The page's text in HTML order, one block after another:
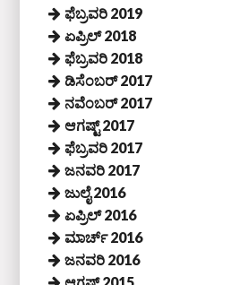
ಫೆಬ್ರವರಿ 2019
ಏಪ್ರಿಲ್ 2018
ಫೆಬ್ರವರಿ 2018
ಡಿಸೆಂಬರ್ 2017
ನವೆಂಬರ್ 2017
ಆಗಷ್ಟ್ 2017
ಫೆಬ್ರವರಿ 2017
ಜನವರಿ 2017
ಜುಲೈ 2016
ಏಪ್ರಿಲ್ 2016
ಮಾರ್ಚ್ 2016
ಜನವರಿ 2016